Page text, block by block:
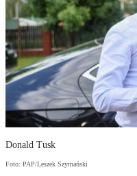
Donald Tusk
Foto: PAP/Leszek Szymański